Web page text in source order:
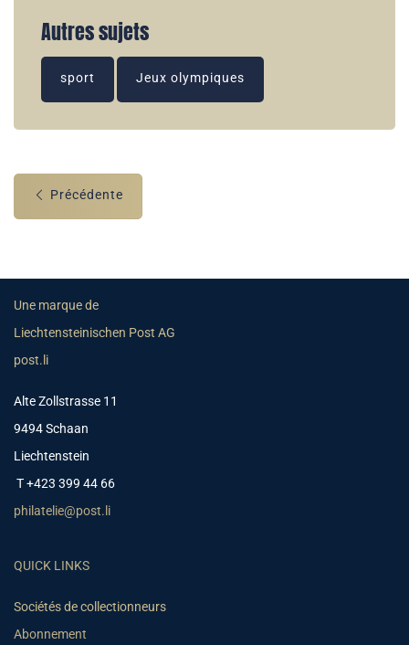
Autres sujets
sport Jeux olympiques
Précédente
Une marque de
Liechtensteinischen Post AG
post.li
Alte Zollstrasse 11
9494 Schaan
Liechtenstein
T +423 399 44 66
philatelie@post.li
QUICK LINKS
Sociétés de collectionneurs
Abonnement